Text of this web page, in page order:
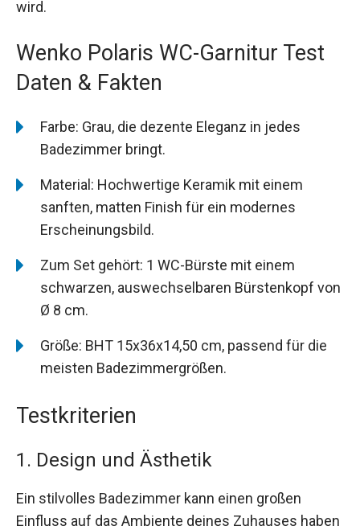
wird.
Wenko Polaris WC-Garnitur Test
Daten & Fakten
Farbe: Grau, die dezente Eleganz in jedes
Badezimmer bringt.
Material: Hochwertige Keramik mit einem
sanften, matten Finish für ein modernes
Erscheinungsbild.
Zum Set gehört: 1 WC-Bürste mit einem
schwarzen, auswechselbaren Bürstenkopf von
Ø 8 cm.
Größe: BHT 15x36x14,50 cm, passend für die
meisten Badezimmergrößen.
Testkriterien
1. Design und Ästhetik
Ein stilvolles Badezimmer kann einen großen
Einfluss auf das Ambiente deines Zuhauses haben